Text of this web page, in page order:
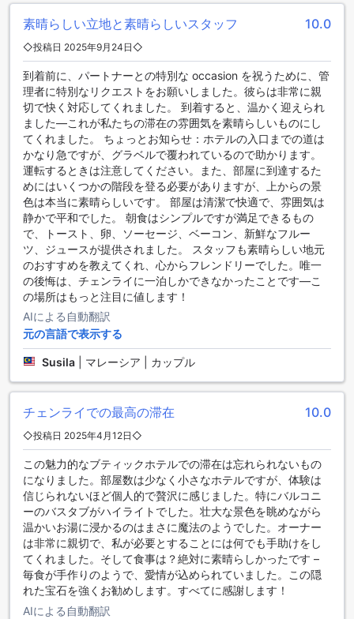
ラ・メゾン・ブランシュの便利な施設
ラ・メゾン・ブランシュでは、滞在中の快適さを最大限に引
き出すための便利な施設が充実しています。まず、コンシェ
ルジュサービスがあり、観光情報やレストランの予約、交通
手段の手配など、さまざまなリクエストに対応してくれます
ので、初めてのチェンライでも安心して楽しむことができま
す。また、公共エリアでは無料のWi-Fiが利用でき、どこでも
インターネットに接続できるため、旅行の計画やSNSへの投
稿もスムーズに行えます。
さらに、全客室では無料Wi-Fiが完備されており、プライベー
トな空間での快適なインターネット利用が可能です。エクス
プレスチェックイン/チェックアウトサービスを利用すれば、
忙しい旅行者でも迅速に手続きを済ませることができ、荷物
の保管サービスも提供されているため、チェックアウト後も
観光を楽しむことができます。毎日のハウスキーピングサー
ビスにより、清潔で快適な環境が保たれており、心地よい滞
在をサポートします。
ラ・メゾン・ブランシュの交通施設
ラ・メゾン・ブランシュでは、快適で便利な交通施設を提供
のアクセスがスムーズな空港送迎サービスを利用すれば、到
着時の疲れを軽減し、リラックスした気分でチェックインで
できるツアーサービスも充実しており、地元の魅力を存分に
また、ホテル内には無料の駐車場が完備されており、車での
訪問者にとっても安心です。駐車場は十分なスペースを確保
しており、いつでも気軽に利用できる環境が整っています。
さらに、タクシーサービスもご利用いただけるため、必要に
応じて柔軟に移動手段を選ぶことができます。ラ・メゾン・
ブランシュでは、快適な滞在を実現するための交通手段が整
っており、旅行のストレスを軽減します。
ラ・メゾン・ブランシュの客室設備
素晴らしい立地と素晴らしいスタッフ 10.0
◇投稿日 2025年9月24日◇
到着前に、パートナーとの特別な occasion を祝うために、管
理者に特別なリクエストをお願いしました。彼らは非常に親
切で快く対応してくれました。 到着すると、温かく迎えられ
ました—これが私たちの滞在の雰囲気を素晴らしいものにし
てくれました。 ちょっとお知らせ：ホテルの入口までの道は
かなり急ですが、グラベルで覆われているので助かります。
運転するときは注意してください。また、部屋に到達するた
めにはいくつかの階段を登る必要がありますが、上からの景
色は本当に素晴らしいです。 部屋は清潔で快適で、雰囲気は
静かで平和でした。 朝食はシンプルですが満足できるもの
で、トースト、卵、ソーセージ、ベーコン、新鮮なフルー
ツ、ジュースが提供されました。 スタッフも素晴らしい地元
のおすすめを教えてくれ、心からフレンドリーでした。唯一
の後悔は、チェンライに一泊しかできなかったことです—こ
の場所はもっと注目に値します！
AIによる自動翻訳
元の言語で表示する
Susila マレーシア | カップル
チェンライでの最高の滞在 10.0
◇投稿日 2025年4月12日◇
この魅力的なブティックホテルでの滞在は忘れられないもの
になりました。部屋数は少なく小さなホテルですが、体験は
信じられないほど個人的で贅沢に感じました。特にバルコニ
ーのバスタブがハイライトでした。壮大な景色を眺めながら
温かいお湯に浸かるのはまさに魔法のようでした。オーナー
は非常に親切で、私が必要とすることには何でも手助けをし
てくれました。そして食事は？絶対に素晴らしかったです –
毎食が手作りのようで、愛情が込められていました。この隠
れた宝石を強くお勧めします。すべてに感謝します！
AIによる自動翻訳